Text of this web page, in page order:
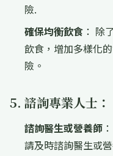
險.
確保均衡飲食 ： 除
飲食，增加多樣化
險。
5. 諮詢專業人士：
諮詢醫生或營養師
請及時諮詢醫生或